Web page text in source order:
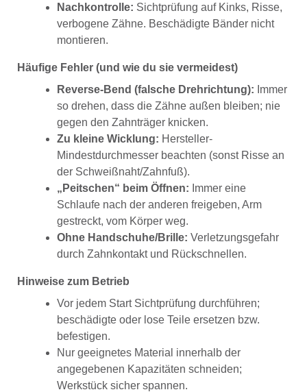
Nachkontrolle: Sichtprüfung auf Kinks, Risse,
verbogene Zähne. Beschädigte Bänder nicht
montieren.
Häufige Fehler (und wie du sie vermeidest)
Reverse-Bend (falsche Drehrichtung): Immer
so drehen, dass die Zähne außen bleiben; nie
gegen den Zahnträger knicken.
Zu kleine Wicklung: Hersteller-
Mindestdurchmesser beachten (sonst Risse an
der Schweißnaht/Zahnfuß).
„Peitschen“ beim Öffnen: Immer eine
Schlaufe nach der anderen freigeben, Arm
gestreckt, vom Körper weg.
Ohne Handschuhe/Brille: Verletzungsgefahr
durch Zahnkontakt und Rückschnellen.
Hinweise zum Betrieb
Vor jedem Start Sichtprüfung durchführen;
beschädigte oder lose Teile ersetzen bzw.
befestigen.
Nur geeignetes Material innerhalb der
angegebenen Kapazitäten schneiden;
Werkstück sicher spannen.